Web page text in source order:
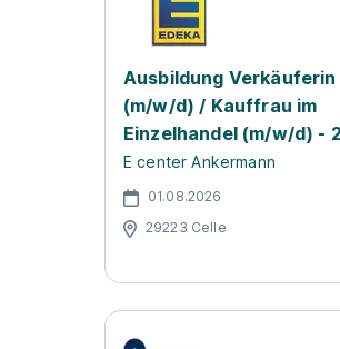
Ausbildung Verkäuferin
(m/w/d) / Kauffrau im
Einzelhandel (m/w/d) -
E center Ankermann
01.08.2026
29223 Celle